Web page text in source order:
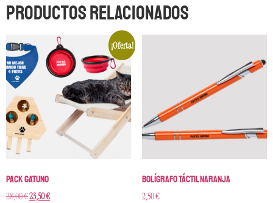
Productos relacionados
¡Oferta!
Pack Gatuno
28,00€23,50€
Bolígrafo táctil naranja
2,50€